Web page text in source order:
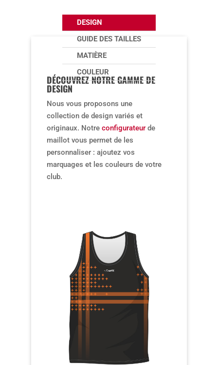
DESIGN
GUIDE DES TAILLES
MATIÈRE
COULEUR
DÉCOUVREZ NOTRE GAMME DE
DESIGN
Nous vous proposons une
collection de design variés et
originaux. Notre configurateur de
maillot vous permet de les
personnaliser : ajoutez vos
marquages et les couleurs de votre
club.